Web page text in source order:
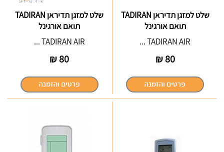
שלט למזגן תדיראן TADIRAN
תואם אורגינל
TADIRAN AIR ...
80
₪
שלט למזגן תדיראן TADIRAN
תואם אורגינל
TADIRAN AIR ...
80
₪